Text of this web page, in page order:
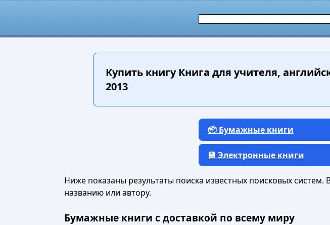
Купить книгуКнига для учителя,
2013
📦 Бумажные книги
💾 Электронные книги
Ниже показаны результаты поиска известных поисковых систем.
названию или автору.
Бумажные книги с доставкой по всему миру